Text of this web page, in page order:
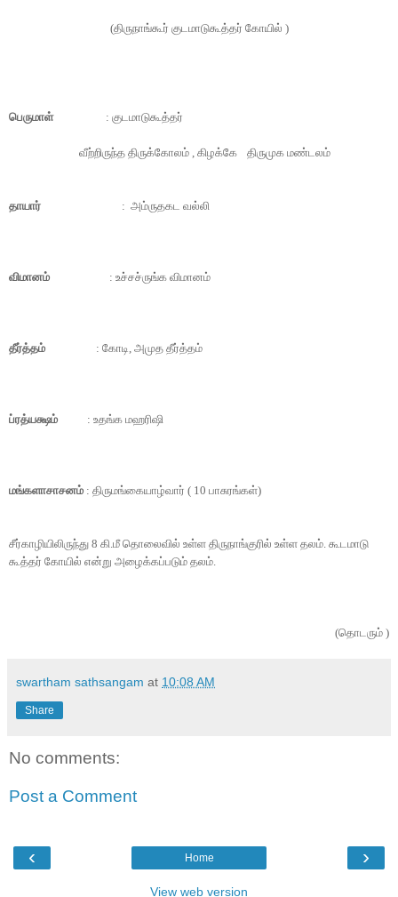
(திருநாங்கூர் குடமாடுகூத்தர் கோயில் )
பெருமாள் : குடமாடுகூத்தர்
வீற்றிருந்த திருக்கோலம் , கிழக்கே திருமுக மண்டலம்
தாயார் : அம்ருதகட வல்லி
விமானம் : உச்சச்ருங்க விமானம்
தீர்த்தம் : கோடி, அமுத தீர்த்தம்
ப்ரத்யக்ஷம் : உதங்க மஹரிஷி
மங்களாசாசனம் : திருமங்கையாழ்வார் ( 10 பாசுரங்கள்)
சீர்காழியிலிருந்து 8 கி.மீ தொலைவில் உள்ள திருநாங்குரில் உள்ள தலம். கூடமாடு
கூத்தர் கோயில் என்று அழைக்கப்படும் தலம்.
(தொடரும் )
swartham sathsangam at 10:08 AM
Share
No comments:
Post a Comment
‹ ›
Home
View web version